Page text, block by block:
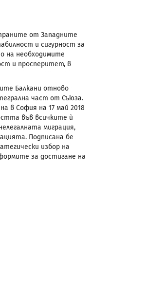
от Западните
и сигурност за
на необходимите
и просперитет, в
Балкани отново
част от Съюза.
в София на 17 май 2018
във всичките ѝ
миграция,
Подписана бе
избор на
за достигане на